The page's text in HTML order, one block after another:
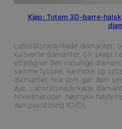
Laboratoriedyrkede diamanter,
kultiverte diamanter, blir skapt i
etterligner den naturlige
samme fysiske, kjemiske og
diamanter, noe som gjør dem
øye. Laboratoriedyrkede
hovedmetoder: høytrykk-
dampavsetning (CVD).
Kjøp: Totem 3D-barre-